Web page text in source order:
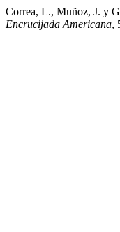
Correa, L., Muñoz, J. y
Encrucijada Americana,